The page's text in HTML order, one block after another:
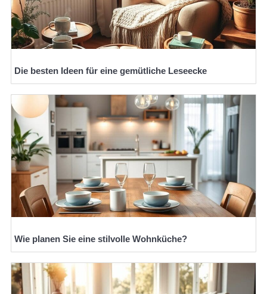
Die besten Ideen für eine gemütliche Leseecke
Wie planen Sie eine stilvolle Wohnküche?